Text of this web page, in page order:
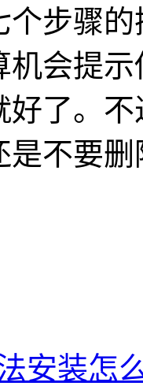
骤的
机会提
好了。
是不要
安装怎